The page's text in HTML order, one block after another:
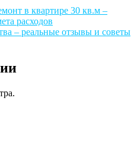
в квартире 30 кв.м –
расходов
– реальные отзывы и советы